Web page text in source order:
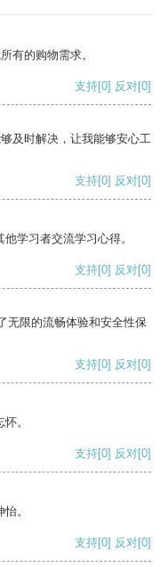
有的购物需求。
支持[0] 反对[0]
及时解决，让我能够安心工
支持[0] 反对[0]
学习者交流学习心得。
支持[0] 反对[0]
无限的流畅体验和安全性保
支持[0] 反对[0]
。
支持[0] 反对[0]
。
支持[0] 反对[0]